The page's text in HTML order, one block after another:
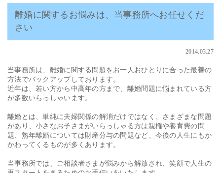
離婚に関するお悩みは、当事務所へお任せくだ
さい
2014.03.27
当事務所は、離婚に関する問題をお一人おひとりに合った最善の
方法でバックアップしております。
近年は、若い方から中高年の方まで、離婚問題に悩まれている方
が多数いらっしゃいます。
離婚とは、単純に夫婦関係の解消だけではなく、さまざまな問題
があり、小さなお子さまがいらっしゃる方は親権や養育費の問
題、熟年離婚については財産分与の問題など、今後の人生にもか
かわってくるものが多くあります。
当事務所では、ご相談者さまが悩みから解放され、笑顔で人生の